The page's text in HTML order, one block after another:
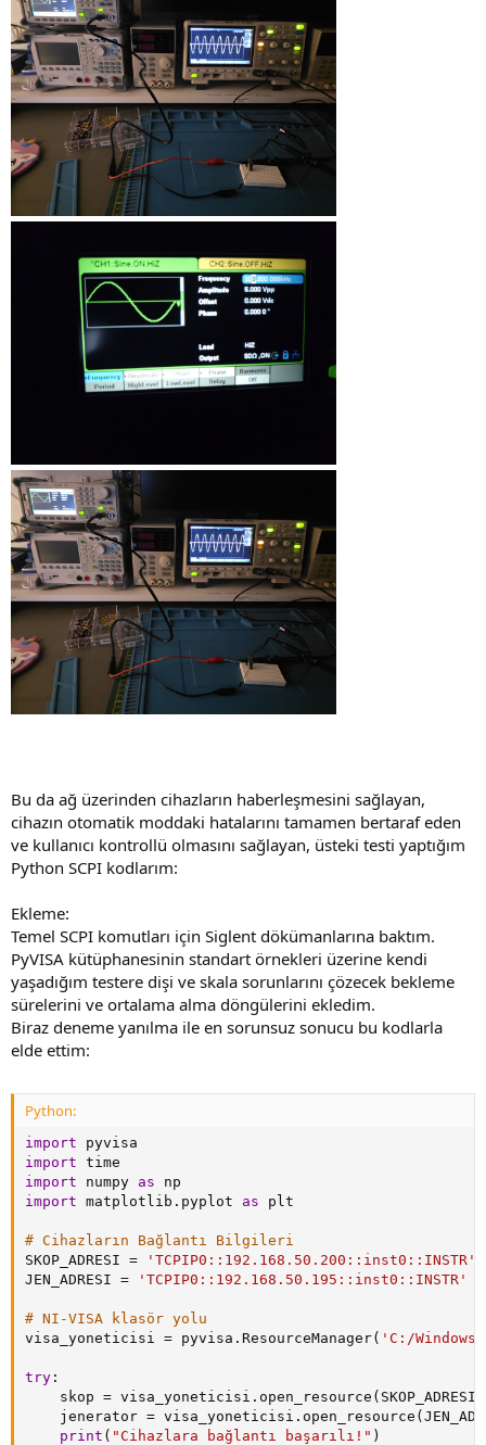
Bu da ağ üzerinden cihazların haberleşmesini sağlayan,
cihazın otomatik moddaki hatalarını tamamen bertaraf eden
ve kullanıcı kontrollü olmasını sağlayan, üsteki testi yaptığım
Python SCPI kodlarım:
Ekleme:
Temel SCPI komutları için Siglent dökümanlarına baktım.
PyVISA kütüphanesinin standart örnekleri üzerine kendi
yaşadığım testere dişi ve skala sorunlarını çözecek bekleme
sürelerini ve ortalama alma döngülerini ekledim.
Biraz deneme yanılma ile en sorunsuz sonucu bu kodlarla
elde ettim:
Python:
import
import
import numpy as
import matplotlib . pyplot as plt
# Cihazların Bağlantı Bilgileri
SKOP_ADRESI =
'TCPIP0::192.168.50.200::inst0::INSTR'
JEN_ADRESI = 'TCPIP0::192.168.50.195::inst0::INSTR'
# NI-VISA klasör yolu
visa_yoneticisi = pyvisa . ResourceManager( 'C:/
try :
    skop
= visa_yoneticisi . open_resource ( SKOP_ADRESI
    jenerator
= visa_yoneticisi . open_resource (
print ( "Cihazlara bağlantı başarılı!" )